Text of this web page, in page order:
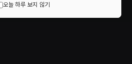
오늘 하루 보지 않기